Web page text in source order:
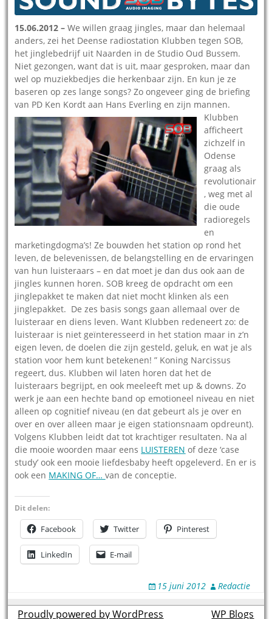
15.06.2012 –We willen graag jingles, maar dan helemaal
anders, zei het Deense radiostation Klubben tegen SOB,
het jinglebedrijf uit Naarden in de Studio Oud Bussem.
Niet gezongen, want dat is uit, maar gesproken, maar dan
wel op muziekbedjes die herkenbaar zijn. En kun je ze
baseren op zes lange songs? Zo ongeveer ging de briefing
van PD Ken Kordt aan Hans Everling en zijn mannen.
Klubben
afficheert
zichzelf in
Odense
graag als
revolutionair
, weg met al
die oude
radioregels
en
marketingdogma’s! Ze bouwden het station op rond het
leven, de belevenissen, de belangstelling en de ervaringen
van hun luisteraars – en dat moet je dan dus ook aan de
jingles kunnen horen. SOB kreeg de opdracht om een
jinglepakket te maken dat niet mocht klinken als een
jinglepakket. De zes basis songs gaan allemaal over de
luisteraar en diens leven. Want Klubben redeneert zo: de
luisteraar is niet geïnteresseerd in het station maar in z’n
eigen leven, de doelen die zijn gesteld, geluk, en wat je als
station voor hem kunt betekenen! ” Koning Narcissus
regeert, dus. Klubben wil laten horen dat het de
luisteraars begrijpt, en ook meeleeft met up & downs. Zo
werk je aan een hechte band op emotioneel niveau en niet
alleen op cognitief niveau (en dat gebeurt als je over en
over en over alleen maar je eigen stationsnaam opdreunt).
Volgens Klubben leidt dat tot krachtiger resultaten. Na al
die mooie woorden maar eens LUISTEREN of deze ‘case
study’ ook een mooie liefdesbaby heeft opgeleverd. En er is
ook een MAKING OF…van de conceptie.
Dit delen:
Facebook Twitter Pinterest
LinkedIn E-mail
15 juni 2012 Redactie
Proudly powered by WordPress theme byWP Blogs